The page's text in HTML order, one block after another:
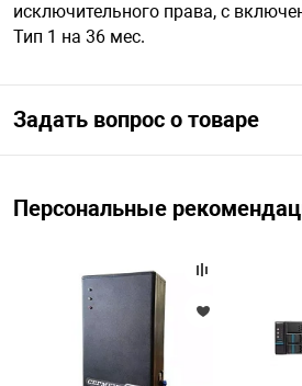
сигнализации
безопасность
исключительного права, с
Тип 1 на 36 мес.
Задать вопрос о товаре
Персональные